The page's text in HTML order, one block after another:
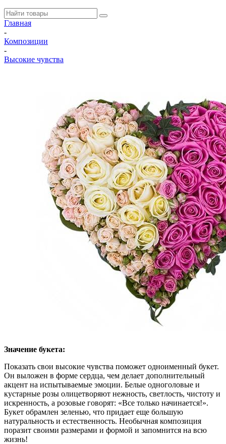
Главная
-
Композиции
-
Высокие чувства
Значение букета:
Показать свои высокие чувства поможет одноименный букет.
Он выложен в форме сердца, чем делает дополнительный
акцент на испытываемые эмоции. Белые одноголовые и
кустарные розы олицетворяют нежность, светлость, чистоту и
искренность, а розовые говорят: «Все только начинается!».
Букет обрамлен зеленью, что придает еще большую
натуральность и естественность. Необычная композиция
поразит своими размерами и формой и запомнится на всю
жизнь!